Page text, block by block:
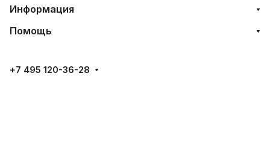
Информация
Помощь
+7 495 120-36-28